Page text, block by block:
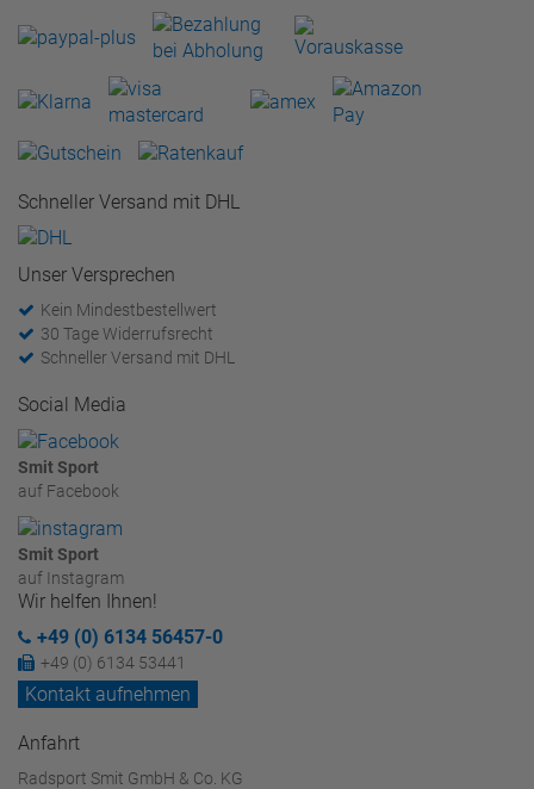
Schneller Versand mit DHL
Unser Versprechen
Kein Mindestbestellwert
30 Tage Widerrufsrecht
Schneller Versand mit DHL
Social Media
Smit Sport
auf Facebook
Smit Sport
auf Instagram
Wir helfen Ihnen!
+49 (0) 6134 56457-0
+49 (0) 6134 53441
Kontakt aufnehmen
Anfahrt
Radsport Smit GmbH & Co. KG